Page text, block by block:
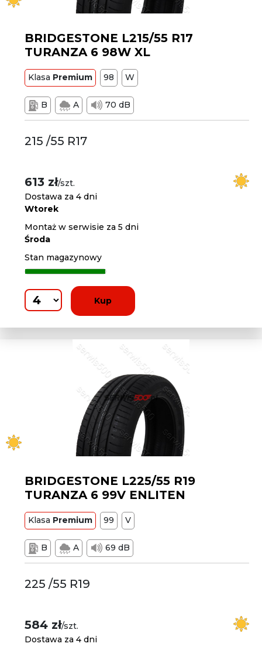
BRIDGESTONE L215/55 R17
TURANZA 6 98W XL
Klasa Premium 98 W
B A 70 dB
215 /55 R17
613 zł/szt.
Dostawa za 4 dni
Wtorek
Montaż w serwisie za 5 dni
Środa
Stan magazynowy
Kup
BRIDGESTONE L225/55 R19
TURANZA 6 99V ENLITEN
Klasa Premium 99 V
B A 69 dB
225 /55 R19
584 zł/szt.
Dostawa za 4 dni